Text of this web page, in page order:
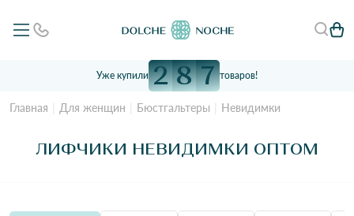
Уже купили 2 8 7 товаров!
Главная Для женщин Бюстгальтеры Невидимки
ЛИФЧИКИ НЕВИДИМКИ ОПТОМ